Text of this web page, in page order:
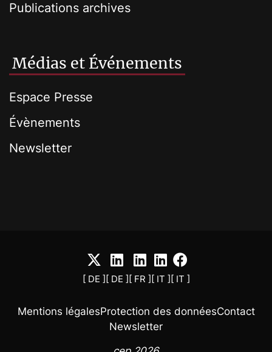
Publications archives
Médias et Événements
Espace Presse
Évènements
Newsletter
[ DE ][ DE ][ FR ][ IT ][ IT ]
Mentions légalesProtection des donnéesContact
Newsletter